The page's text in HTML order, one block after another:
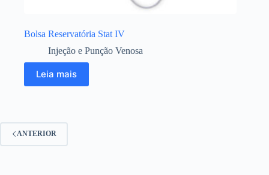
Bolsa Reservatória Stat IV
Injeção e Punção Venosa
Leia mais
ANTERIOR